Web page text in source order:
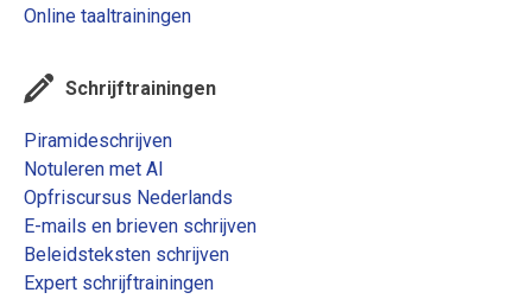
Online taaltrainingen
Schrijftrainingen
Piramideschrijven
Notuleren met AI
Opfriscursus Nederlands
E-mails en brieven schrijven
Beleidsteksten schrijven
Expert schrijftrainingen